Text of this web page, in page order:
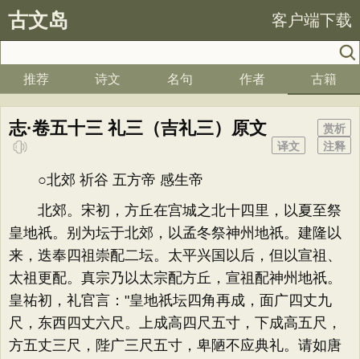
古文岛 客户端下载
推荐 诗文 名句 作者 古籍
志·卷五十三 礼三（吉礼三）原文
赏析
注释
译文
○北郊 祈谷 五方帝 感生帝
北郊。宋初，方丘在宫城之北十四里，以夏至祭
皇地祇。别为坛于北郊，以孟冬祭神州地祇。建隆以
来，迭奉四祖崇配二坛。太平兴国以后，但以宣祖、
太祖更配。真宗乃以太宗配方丘，宣祖配神州地祇。
皇祐初，礼官言："皇地祇坛四角再成，面广四丈九
尺，东西四丈六尺。上成高四尺五寸，下成高五尺，
方五丈三尺，陛广三尺五寸，卑陋不应典礼。请如唐